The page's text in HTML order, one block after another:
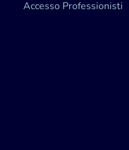
Accesso Professionisti